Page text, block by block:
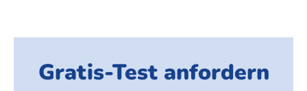
Gratis-Test anfordern